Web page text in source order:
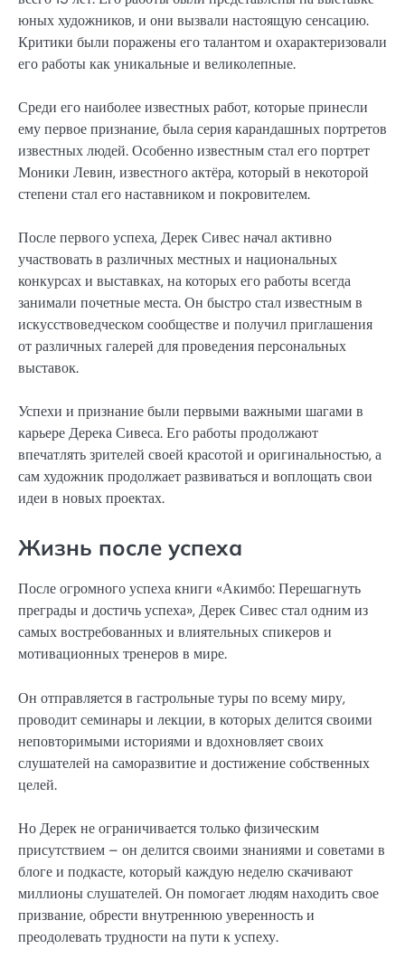
юных художников, и они вызвали настоящую сенсацию.
Критики были поражены его талантом и охарактеризовали
его работы как уникальные и великолепные.
Среди его наиболее известных работ, которые принесли
ему первое признание, была серия карандашных портретов
известных людей. Особенно известным стал его портрет
Моники Левин, известного актёра, который в некоторой
степени стал его наставником и покровителем.
После первого успеха, Дерек Сивес начал активно
участвовать в различных местных и национальных
конкурсах и выставках, на которых его работы всегда
занимали почетные места. Он быстро стал известным в
искусствоведческом сообществе и получил приглашения
от различных галерей для проведения персональных
выставок.
Успехи и признание были первыми важными шагами в
карьере Дерека Сивеса. Его работы продолжают
впечатлять зрителей своей красотой и оригинальностью, а
сам художник продолжает развиваться и воплощать свои
идеи в новых проектах.
Жизнь после успеха
После огромного успеха книги «Акимбо: Перешагнуть
преграды и достичь успеха», Дерек Сивес стал одним из
самых востребованных и влиятельных спикеров и
мотивационных тренеров в мире.
Он отправляется в гастрольные туры по всему миру,
проводит семинары и лекции, в которых делится своими
неповторимыми историями и вдохновляет своих
слушателей на саморазвитие и достижение собственных
целей.
Но Дерек не ограничивается только физическим
присутствием – он делится своими знаниями и советами в
блоге и подкасте, который каждую неделю скачивают
миллионы слушателей. Он помогает людям находить свое
призвание, обрести внутреннюю уверенность и
преодолевать трудности на пути к успеху.